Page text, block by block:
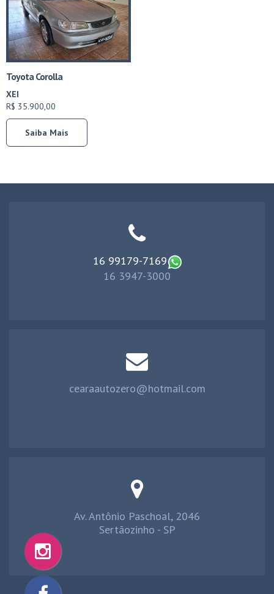
Toyota Corolla
XEI
R$ 35.900,00
Saiba Mais
16 99179-7169
16 3947-3000
cearaautozero@hotmail.com
Av. Antônio Paschoal, 2046
Sertãozinho - SP